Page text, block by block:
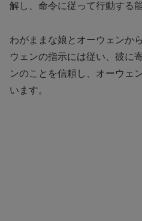
解し、命令に従って行動する
わがままな娘とオーウェンか
ウェンの指示には従い、彼に
ンのことを信頼し、オーウェ
います。